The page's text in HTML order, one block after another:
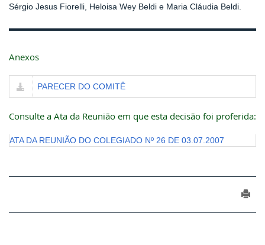
Sérgio Jesus Fiorelli, Heloisa Wey Beldi e Maria Cláudia Beldi.
Anexos
PARECER DO COMITÊ
Consulte a Ata da Reunião em que esta decisão foi proferida:
ATA DA REUNIÃO DO COLEGIADO Nº 26 DE 03.07.2007